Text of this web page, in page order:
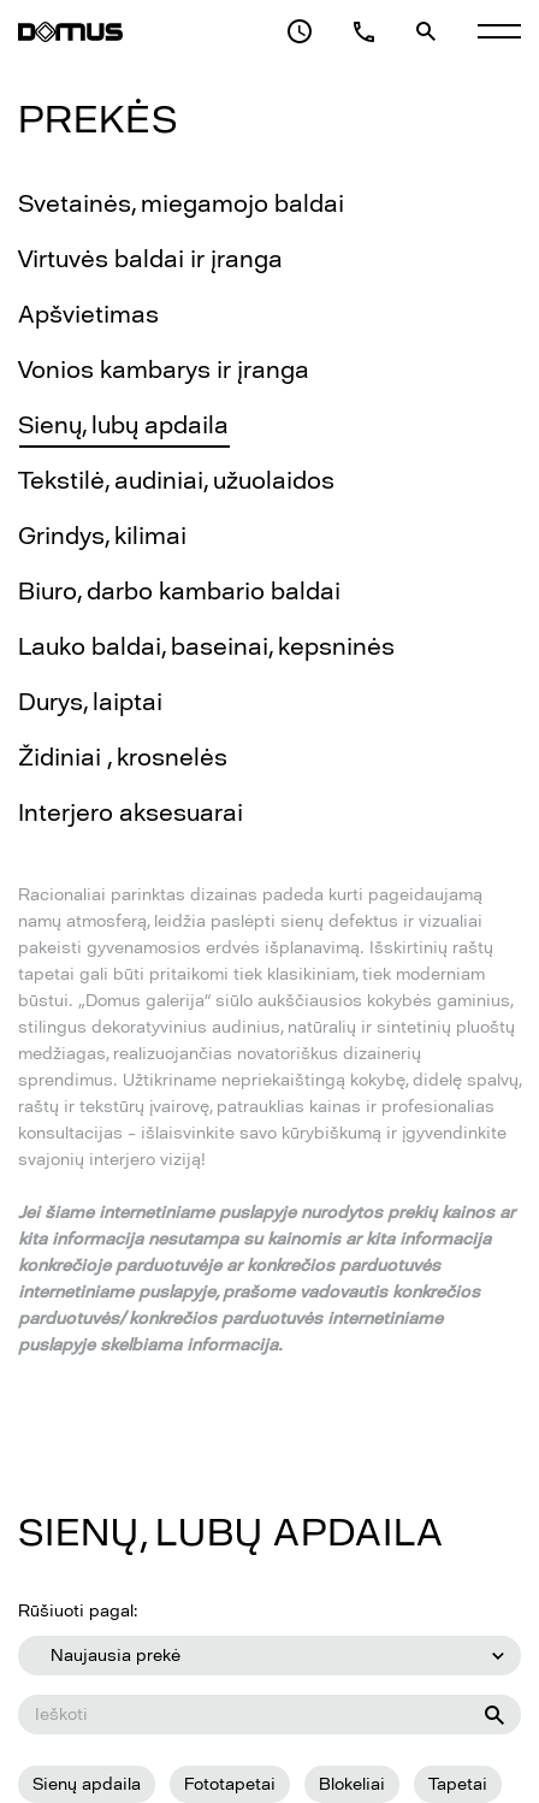
PREKĖS
Svetainės, miegamojo baldai
Virtuvės baldai ir įranga
Apšvietimas
Vonios kambarys ir įranga
Sienų, lubų apdaila
Tekstilė, audiniai, užuolaidos
Grindys, kilimai
Biuro, darbo kambario baldai
Lauko baldai, baseinai, kepsninės
Durys, laiptai
Židiniai , krosnelės
Interjero aksesuarai
Racionaliai parinktas dizainas padeda kurti pageidaujamą
namų atmosferą, leidžia paslėpti sienų defektus ir vizualiai
pakeisti gyvenamosios erdvės išplanavimą. Išskirtinių raštų
tapetai gali būti pritaikomi tiek klasikiniam, tiek moderniam
būstui. „Domus galerija“ siūlo aukščiausios kokybės gaminius,
stilingus dekoratyvinius audinius, natūralių ir sintetinių pluoštų
medžiagas, realizuojančias novatoriškus dizainerių
sprendimus. Užtikriname nepriekaištingą kokybę, didelę spalvų,
raštų ir tekstūrų įvairovę, patrauklias kainas ir profesionalias
konsultacijas – išlaisvinkite savo kūrybiškumą ir įgyvendinkite
svajonių interjero viziją!
Jeišiame internetiniame puslapyje nurodytos prekiųkainos ar
kita informacija nesutampa sukainomis ar kita informacija
konkrečioje parduotuvėje ar konkrečios parduotuvės
internetiniame puslapyje,prašome vadovautis konkrečios
parduotuvės/ konkrečios parduotuvės internetiniame
puslapyje skelbiama informacija.
SIENŲ, LUBŲ APDAILA
Rūšiuoti pagal:
Naujausia prekė
Sienų apdaila Fototapetai Blokeliai Tapetai